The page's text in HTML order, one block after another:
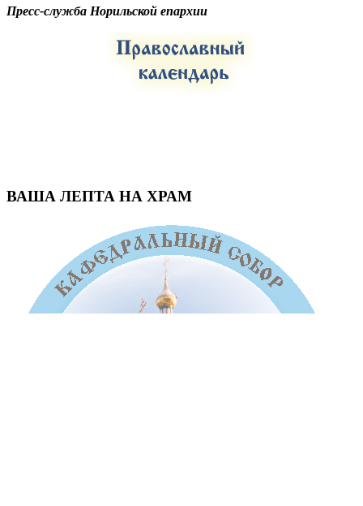
Пресс-служба Норильской епархии
ВАША ЛЕПТА НА ХРАМ